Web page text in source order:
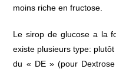
moins riche en fructose.
Le sirop de glucose a la
existe plusieurs type:
du « DE » (pour